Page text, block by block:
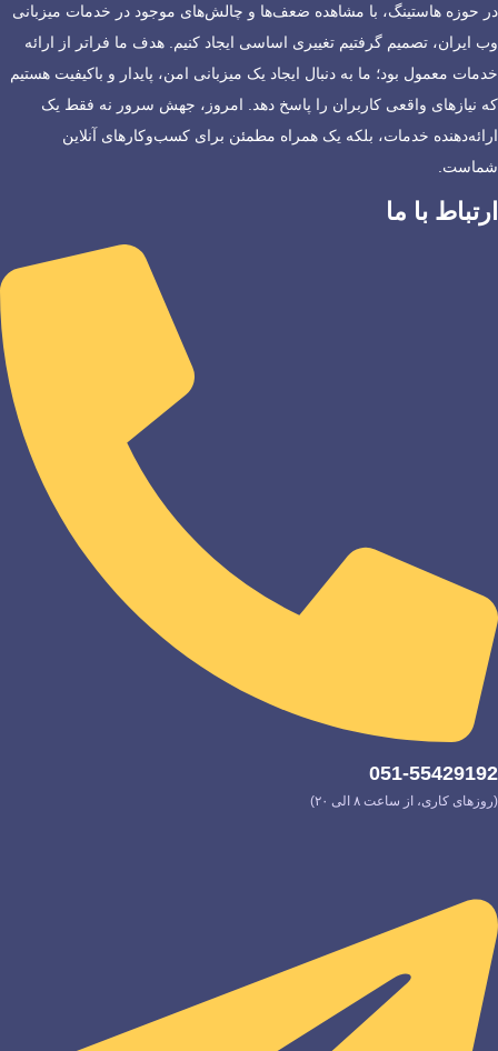
در حوزه هاستینگ، با مشاهده ضعف‌ها و چالش‌های موجود در خدمات میزبانی
وب ایران، تصمیم گرفتیم تغییری اساسی ایجاد کنیم. هدف ما فراتر از ارائه
خدمات معمول بود؛ ما به دنبال ایجاد یک میزبانی امن، پایدار و باکیفیت هستیم
که نیازهای واقعی کاربران را پاسخ دهد. امروز، جهش سرور نه فقط یک
ارائه‌دهنده خدمات، بلکه یک همراه مطمئن برای کسب‌وکارهای آنلاین
شماست.
ارتباط با ما
051-55429192
(روزهای کاری، از ساعت ۸ الی ۲۰)